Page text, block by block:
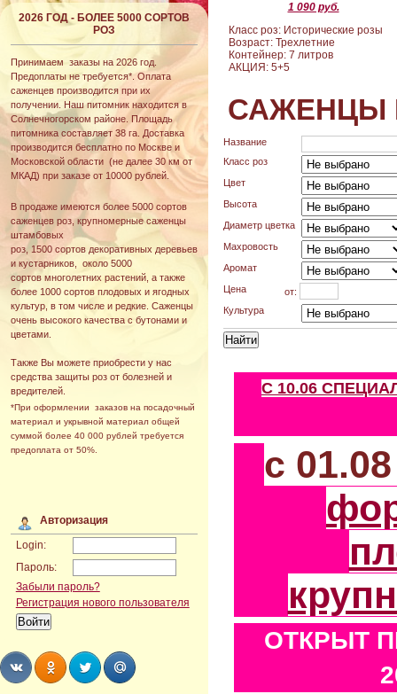
2026 ГОД - БОЛЕЕ 5000 СОРТОВ
РОЗ
Принимаем заказы на 2026 год.
Предоплаты не требуется*. Оплата
саженцев производится при их
получении. Наш питомник находится в
Солнечногорском районе. Площадь
питомника составляет 38 га. Доставка
производится бесплатно по Москве и
Московской области (не далее 30 км от
МКАД) при заказе от 10000 рублей.
В продаже имеются более 5000 сортов
саженцев роз, крупномерные саженцы
штамбовых
роз, 1500 сортов декоративных деревьев
и кустарников, около 5000
сортов многолетних растений, а также
более 1000 сортов плодовых и ягодных
культур, в том числе и редкие. Саженцы
очень высокого качества с бутонами и
цветами.
Также Вы можете приобрести у нас
средства защиты роз от болезней и
вредителей.
*При оформлении заказов на посадочный
материал и укрывной материал общей
суммой более 40 000 рублей требуется
предоплата от 50%.
Авторизация
Login:
Пароль:
Забыли пароль?
Регистрация нового пользователя
1 090 руб.
Класс роз: Исторические розы
Возраст: Трехлетние
Контейнер: 7 литров
АКЦИЯ: 5+5
САЖЕНЦЫ
Название
Класс роз
Цвет
Высота
Диаметр цветка
Махровость
Аромат
Цена
от:
Культура
С 10.06
с
ОТКРЫТ